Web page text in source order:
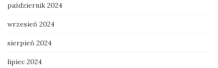
październik 2024
wrzesień 2024
sierpień 2024
lipiec 2024